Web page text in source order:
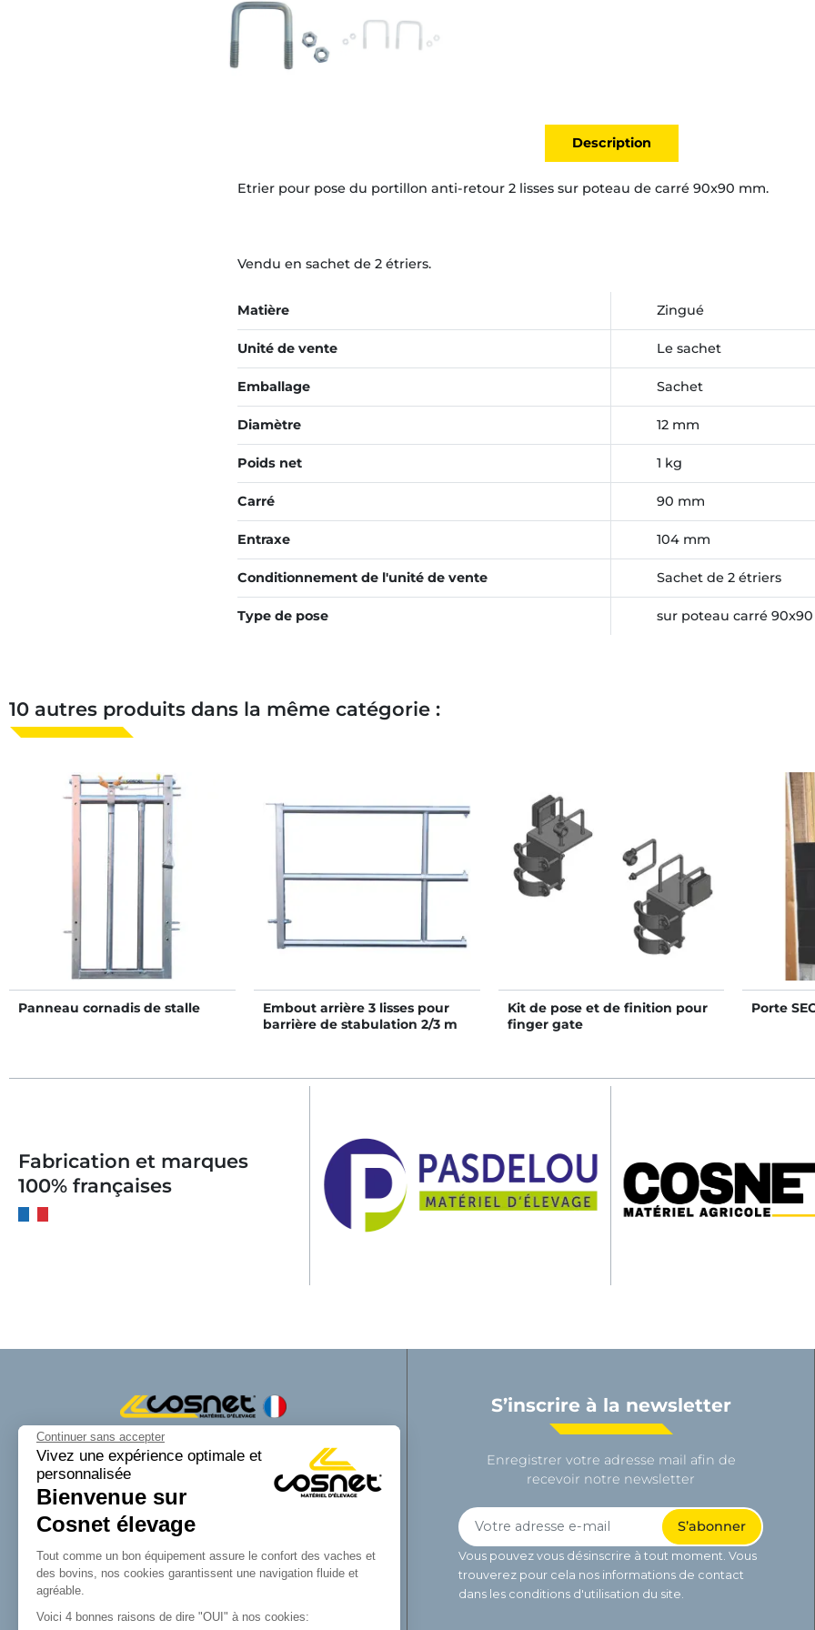
Continuer sans accepter
Vivez une expérience optimale et
personnalisée
Bienvenue sur
Cosnet élevage
Tout comme un bon équipement assure le confort des vaches et
des bovins, nos cookies garantissent une navigation fluide et
agréable.
Voici 4 bonnes raisons de dire "OUI" à nos cookies:
Description
Etrier pour pose du portillon anti-retour 2 lisses sur poteau de carré 90x90 mm.
Vendu en sachet de 2 étriers.
Matière Zingué
Unité de vente Le sachet
Emballage Sachet
Diamètre 12 mm
Poids net 1 kg
Carré 90 mm
Entraxe 104 mm
Conditionnement de l'unité de vente Sachet de 2 étriers
Type de pose sur poteau carré
10 autres produits dans la même catégorie :
Panneau cornadis de stalle
Embout arrière 3 lisses pour
barrière de stabulation 2/3 m
Kit de pose et de finition pour
finger gate
Porte
Fabrication et marques
100% françaises
Cosnet matériel d’élevage est une marque
de la SAS Cosnet. Spécialisée dans la
conception et la fabrication d’équipements
tubulaires pour les bâtiments d’élevage.
Reconnue pour son savoir-faire dans la
fabrication de râteliers de prairie de
barrières, de cornadis et de logettes.
Avec Cosnet, vous faîtes le choix d’un
innovant et de qualité. Vous trouverez tout
S’inscrire à la newsletter
Enregistrer votre adresse mail afin de
recevoir notre newsletter
Vous pouvez vous désinscrire à tout moment. Vous
trouverez pour cela nos informations de contact
dans les conditions d'utilisation du site.